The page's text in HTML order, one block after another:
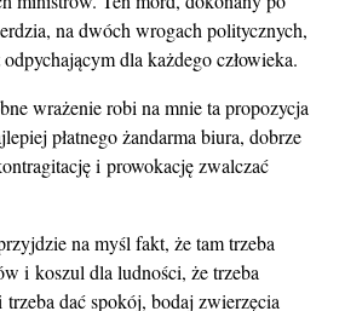
na dwóch wrogach politycznych,
dla każdego człowieka.
wrażenie robi na mnie ta propozycja
płatnego żandarma biura, dobrze
i prowokację zwalczać
na myśl fakt, że tam trzeba
i koszul dla ludności, że trzeba
dać spokój, bodaj zwierzęcia